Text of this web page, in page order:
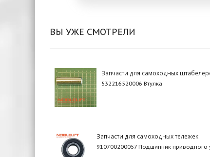
ВЫ УЖЕ СМОТРЕЛИ
Запчасти для самоходных
532216520006 Втулка
Запчасти для самоходных тележек
910700200057 Подшипник приводного